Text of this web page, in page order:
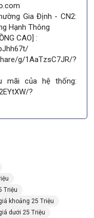
Gia Định - CN2:
Hạnh Thông
CAO] :
g/1AaTzsC7JR/?
mãi của hệ thống:
?
Triệu
khoảng 25 Triệu
dưới 25 Triệu